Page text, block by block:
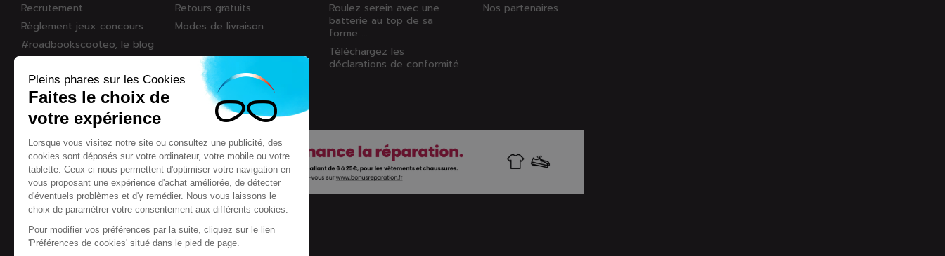
Recrutement
Règlement jeux concours
#roadbookscooteo, le blog
Nos marques
Retours gratuits
Modes de livraison
Roulez serein avec une
batterie au top de sa
forme ...
Téléchargez les
déclarations de conformité
Nos partenaires
Eco-participation
Pleins phares sur les Cookies
Faites le choix de
votre expérience
Lorsque vous visitez notre site ou consultez une publicité, des
cookies sont déposés sur votre ordinateur, votre mobile ou votre
tablette. Ceux-ci nous permettent d'optimiser votre navigation en
vous proposant une expérience d'achat améliorée, de détecter
d'éventuels problèmes et d'y remédier. Nous vous laissons le
choix de paramétrer votre consentement aux différents cookies.
Pour modifier vos préférences par la suite, cliquez sur le lien
'Préférences de cookies' situé dans le pied de page.